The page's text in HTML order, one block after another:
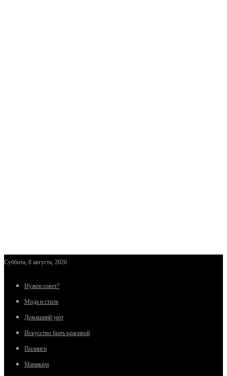
Суббота, 8 августа, 2026
Нужен совет?
Мода и стиль
Домашний уют
Искусство быть красивой
Пилинги
Маникюр